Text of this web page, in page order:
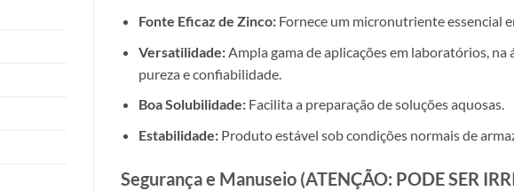
Fonte Eficaz de Zinco: Fornece um micronutriente essencial
Versatilidade:Ampla gama de aplicações em laboratórios,
pureza e confiabilidade.
Boa Solubilidade: Facilita a preparação de soluções aquosas.
Estabilidade: Produto estável sob condições normais de
Segurança e Manuseio (ATENÇÃO: PODE SER